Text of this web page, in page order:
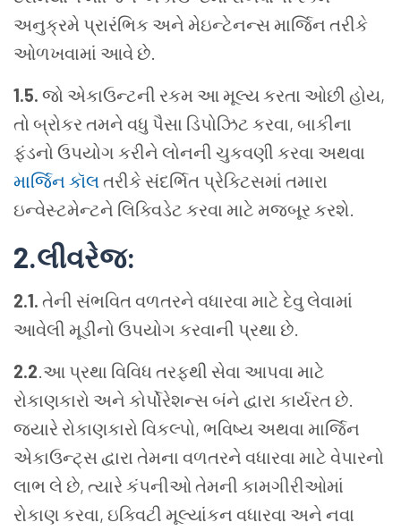
અનુક્રમે પ્રારંભિક અને મેઇન્ટેનન્સ માર્જિન તરીકે
ઓળખવામાં આવે છે.
1.5. જો એકાઉન્ટની રકમ આ મૂલ્ય કરતા ઓછી હોય,
તો બ્રોકર તમને વધુ પૈસા ડિપોઝિટ કરવા, બાકીના
ફંડનો ઉપયોગ કરીને લોનની ચુકવણી કરવા અથવા
માર્જિન કૉલતરીકે સંદર્ભિત પ્રેક્ટિસમાં તમારા
ઇન્વેસ્ટમેન્ટને લિક્વિડેટ કરવા માટે મજબૂર કરશે.
2.લીવરેજ:
2.1. તેની સંભવિત વળતરને વધારવા માટે દેવુ લેવામાં
આવેલી મૂડીનો ઉપયોગ કરવાની પ્રથા છે.
2.2.આ પ્રથા વિવિધ તરફથી સેવા આપવા માટે
રોકાણકારો અને કોર્પોરેશન્સ બંને દ્વારા કાર્યરત છે.
જ્યારે રોકાણકારો વિકલ્પો, ભવિષ્ય અથવા માર્જિન
એકાઉન્ટ્સ દ્વારા તેમના વળતરને વધારવા માટે વેપારનો
લાભ લે છે, ત્યારે કંપનીઓ તેમની કામગીરીઓમાં
રોકાણ કરવા, ઇક્વિટી મૂલ્યાંકન વધારવા અને નવા